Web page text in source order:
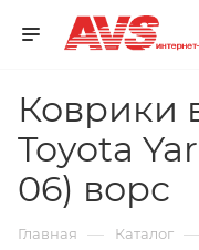
Коврики
Toyota
06) ворс
Главная — Каталог —